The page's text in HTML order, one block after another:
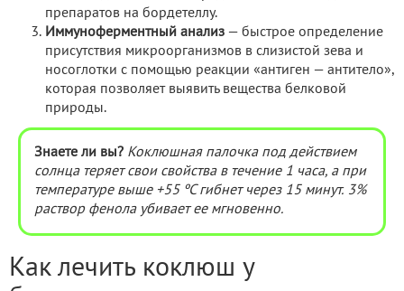
препаратов на бордетеллу.
Иммуноферментный анализ — быстрое определение
присутствия микроорганизмов в слизистой зева и
носоглотки с помощью реакции «антиген — антитело»,
которая позволяет выявить вещества белковой
природы.
Знаете ли вы? Коклюшная палочка под действием
солнца теряет свои свойства в течение 1 часа, а при
температуре выше +55 ºС гибнет через 15 минут. 3%
раствор фенола убивает ее мгновенно.
Как лечить коклюш у